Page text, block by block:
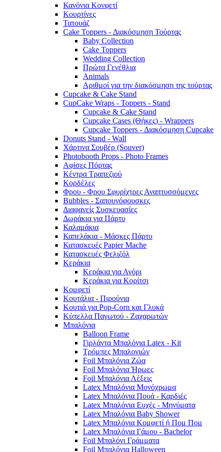
Κανόνια Κονφετί
Κουρτίνες
Τατουάζ
Cake Toppers - Διακόσμηση Τούρτας
Baby Collection
Cake Toppers
Wedding Collection
Πρώτα Γενέθλια
Animals
Αριθμοί για την διακόσμηση της τούρτας
Cupcake & Cake Stand
CupCake Wraps - Toppers - Stand
Cupcake & Cake Stand
Cupcake Cases (Θήκες) - Wrappers
Cupcake Toppers - Διακόσμηση Cupcake
Donuts Stand - Wall
Χάρτινα Σουβέρ (Souver)
Photobooth Props - Photo Frames
Αφίσες Πόρτας
Κέντρα Τραπεζιού
Κορδέλες
Φρου - Φρου Σφυρίχτρες Αναπτυσσόμενες
Bubbles - Σαπουνόφουσκες
Διαφανείς Συσκευασίες
Δωράκια για Πάρτυ
Καλαμάκια
Καπελάκια - Μάσκες Πάρτυ
Κατασκευές Papier Mache
Κατασκευές Φελιζόλ
Κεράκια
Κεράκια για Αγόρι
Κεράκια για Κορίτσι
Κομφετί
Κουτάλια - Πιρούνια
Κουτιά για Pop-Corn και Γλυκά
Κύπελλα Παγωτού - Ζαχαρωτών
Μπαλόνια
Balloon Frame
Γιρλάντα Μπαλόνια Latex - Kit
Τρόμπες Μπαλονιών
Foil Μπαλόνια Ζώα
Foil Μπαλόνια Ήρωες
Foil Μπαλόνια Λέξεις
Latex Μπαλόνια Μονόχρωμα
Latex Μπαλόνια Πουά - Καρδιές
Latex Μπαλόνια Ευχές - Μηνύματα
Latex Μπαλόνια Baby Shower
Latex Μπαλόνια Κομφετί ή Πομ Πομ
Latex Μπαλόνια Γάμου - Bachelor
Foil Μπαλόνι Γράμματα
Foil Μπαλόνια Halloween